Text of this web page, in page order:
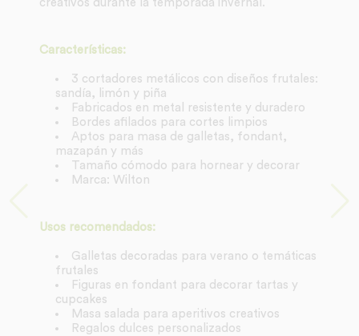
creativos durante la temporada invernal.
Características:
3 cortadores metálicos con diseños frutales:
sandía, limón y piña
Fabricados en metal resistente y duradero
Bordes afilados para cortes limpios
Aptos para masa de galletas, fondant,
mazapán y más
Tamaño cómodo para hornear y decorar
Marca: Wilton
Usos recomendados:
Galletas decoradas para verano o temáticas
frutales
Figuras en fondant para decorar tartas y
cupcakes
Masa salada para aperitivos creativos
Regalos dulces personalizados